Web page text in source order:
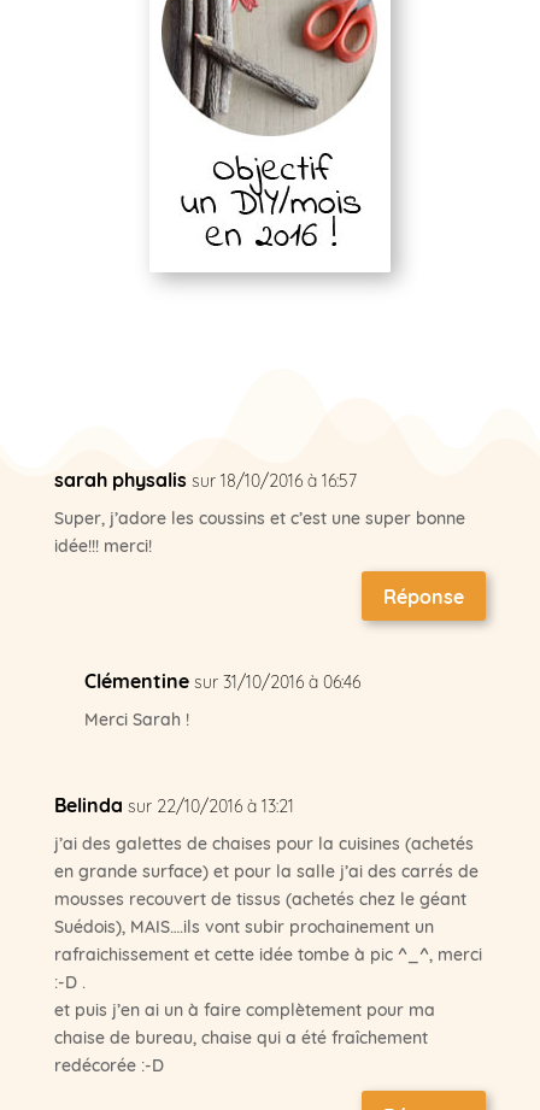
sarah physalis sur 18/10/2016 à 16:57
Super, j’adore les coussins et c’est une super bonne
idée!!! merci!
Réponse
Clémentine sur 31/10/2016 à 06:46
Merci Sarah !
Belinda sur 22/10/2016 à 13:21
j’ai des galettes de chaises pour la cuisines (achetés
en grande surface) et pour la salle j’ai des carrés de
mousses recouvert de tissus (achetés chez le géant
Suédois), MAIS….ils vont subir prochainement un
rafraichissement et cette idée tombe à pic ^_^, merci
:-D .
et puis j’en ai un à faire complètement pour ma
chaise de bureau, chaise qui a été fraîchement
redécorée :-D